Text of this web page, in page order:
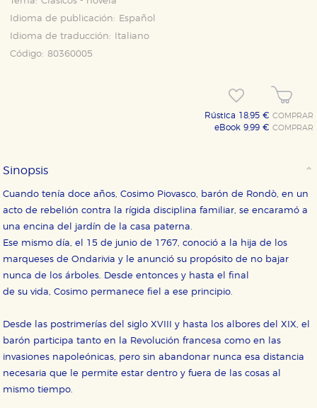
Idioma de publicación:
Español
Idioma de traducción:
Italiano
Código: 80360005
Rústica 18,95 €COMPRAR
eBook 9,99 €COMPRAR
Sinopsis
Cuando tenía doce años, Cosimo Piovasco, barón de Rondò, en un
acto de rebelión contra la rígida disciplina familiar, se encaramó a
una encina del jardín de la casa paterna.
Ese mismo día, el 15 de junio de 1767, conoció a la hija de los
marqueses de Ondarivia y le anunció su propósito de no bajar
nunca de los árboles. Desde entonces y hasta el final
de su vida, Cosimo permanece fiel a ese principio.
Desde las postrimerías del siglo XVIII y hasta los albores del XIX, el
barón participa tanto en la Revolución francesa como en las
invasiones napoleónicas, pero sin abandonar nunca esa distancia
necesaria que le permite estar dentro y fuera de las cosas al
mismo tiempo.